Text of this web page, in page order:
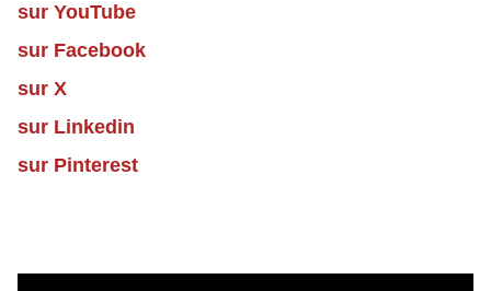
sur YouTube
sur Facebook
sur X
sur Linkedin
sur Pinterest